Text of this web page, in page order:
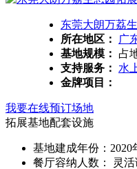
东莞大朗万荔
所在地区：
广
基地规模：
占
支持服务：
水
金牌项目：
我要在线预订场地
拓展基地配套设施
基地建成年份：2020
餐厅容纳人数： 灵